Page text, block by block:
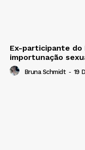
Ex-participante do
importunação
Bruna Schmidt - 19